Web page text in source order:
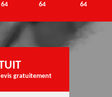
64
64
64
gratuitement